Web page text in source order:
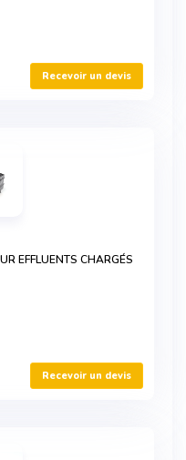
Recevoir un devis
EFFLUENTS CHARGÉS
Recevoir un devis